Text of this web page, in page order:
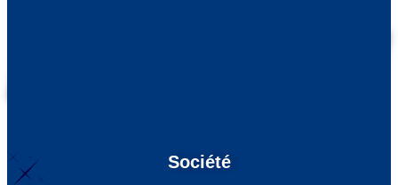
Société